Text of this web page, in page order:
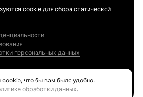
cookie для сбора статической
персональных данных
что бы вам было удобно.
обработки данных.